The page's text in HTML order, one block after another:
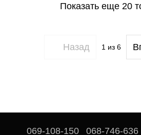
Показать еще 20
Назад 1 из 6
069-108-150 068-746-636